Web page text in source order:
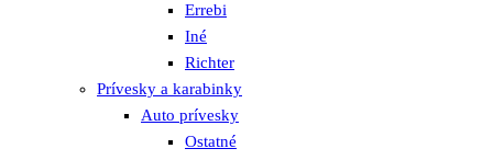
Errebi
Iné
Richter
Prívesky a karabinky
Auto prívesky
Ostatné